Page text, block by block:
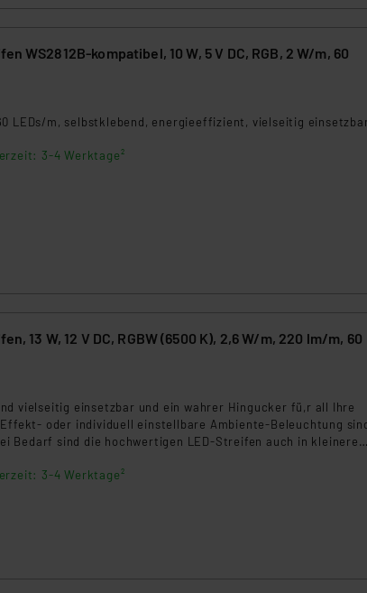
der EU. Dies bedeutet, dass die USA als
wird. So besteht etwa das Risiko, dass US-Behörden
ohne dass hiergegen Klagemöglichkeiten für
stützt sich auf die Standarddatenschutzklauseln
WS2812B-kompatibel, 10 W, 5 V DC, RGB, 2 W/m, 60
LEDs/m, selbstklebend, energieeffizient, vielseitig einsetzbar
3-4 Werktage²
13 W, 12 V DC, RGBW (6500 K), 2,6 W/m, 220 lm/m, 60
vielseitig einsetzbar und ein wahrer Hingucker fü,r all Ihre
oder individuell einstellbare Ambiente-Beleuchtung
Bedarf sind die hochwertigen LED-Streifen auch in kleinere
3-4 Werktage²